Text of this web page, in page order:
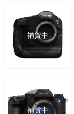
補貨中
補貨中